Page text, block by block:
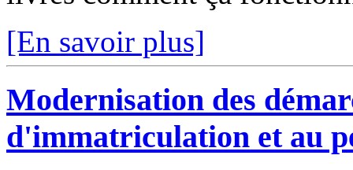
[En savoir plus]
Modernisation des
d'immatriculation et au